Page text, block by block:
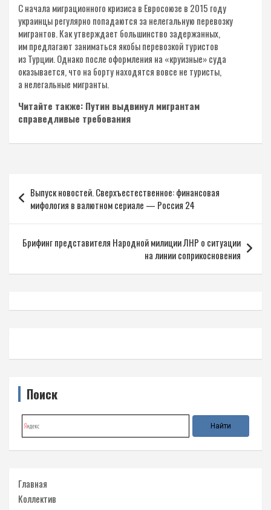
С начала миграционного кризиса в Евросоюзе в 2015 году
украинцы регулярно попадаются за нелегальную перевозку
мигрантов. Как утверждает большинство задержанных,
им предлагают заниматься якобы перевозкой туристов
из Турции. Однако после оформления на «круизные» суда
оказывается, что на борту находятся вовсе не туристы,
а нелегальные мигранты.
Читайте также: Путин выдвинул мигрантам
справедливые требования
по
записям
Выпуск новостей. Сверхъестественное: финансовая
мифология в валютном сериале — Россия 24
Брифинг представителя Народной милиции ЛНР о ситуации
на линии соприкосновения
Поиск
Главная
Коллектив